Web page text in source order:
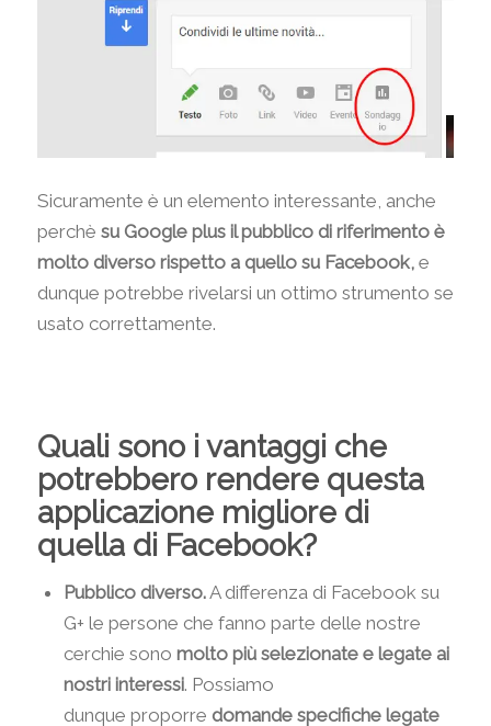
Sicuramente è un elemento interessante, anche
perchè su Google plus il pubblico di riferimento è
molto diverso rispetto a quello su Facebook, e
dunque potrebbe rivelarsi un ottimo strumento se
usato correttamente.
Quali sono i vantaggi che
potrebbero rendere questa
applicazione migliore di
quella di Facebook?
Pubblico diverso.A differenza di Facebook su
G+ le persone che fanno parte delle nostre
cerchie sono molto più selezionate e legate ai
nostri interessi. Possiamo
dunque proporre domande specifiche legate